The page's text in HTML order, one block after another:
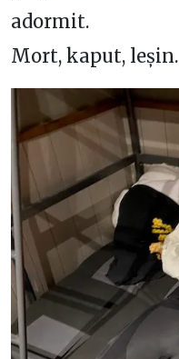
adormit.
Mort, kaput, leșin.